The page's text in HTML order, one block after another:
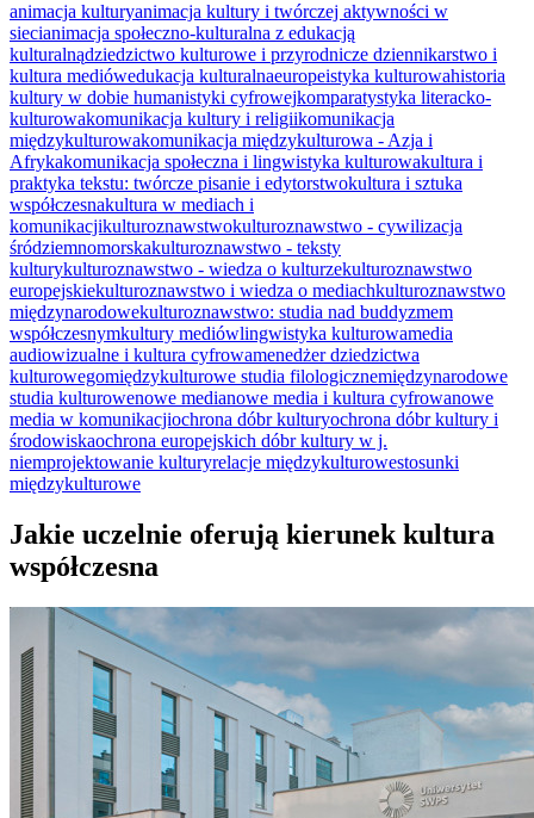
animacja kulturyanimacja kultury i twórczej aktywności w
siecianimacja społeczno-kulturalna z edukacją
kulturalnądziedzictwo kulturowe i przyrodnicze dziennikarstwo i
kultura mediówedukacja kulturalnaeuropeistyka kulturowahistoria
kultury w dobie humanistyki cyfrowejkomparatystyka literacko-
kulturowakomunikacja kultury i religiikomunikacja
międzykulturowakomunikacja międzykulturowa - Azja i
Afrykakomunikacja społeczna i lingwistyka kulturowakultura i
praktyka tekstu: twórcze pisanie i edytorstwokultura i sztuka
współczesnakultura w mediach i
komunikacjikulturoznawstwokulturoznawstwo - cywilizacja
śródziemnomorskakulturoznawstwo - teksty
kulturykulturoznawstwo - wiedza o kulturzekulturoznawstwo
europejskiekulturoznawstwo i wiedza o mediachkulturoznawstwo
międzynarodowekulturoznawstwo: studia nad buddyzmem
współczesnymkultury mediówlingwistyka kulturowamedia
audiowizualne i kultura cyfrowamenedżer dziedzictwa
kulturowegomiędzykulturowe studia filologicznemiędzynarodowe
studia kulturowenowe medianowe media i kultura cyfrowanowe
media w komunikacjiochrona dóbr kulturyochrona dóbr kultury i
środowiskaochrona europejskich dóbr kultury w j.
niemprojektowanie kulturyrelacje międzykulturowestosunki
międzykulturowe
Jakie uczelnie oferują kierunek kultura
współczesna